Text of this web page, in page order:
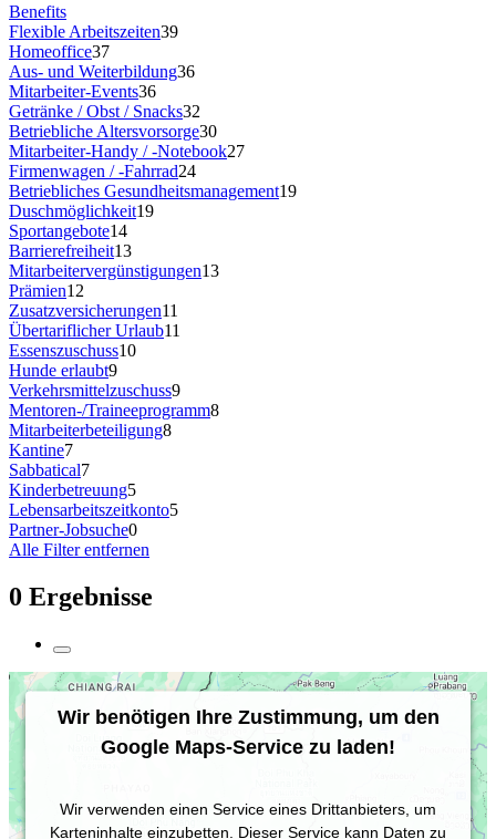
Benefits
Flexible Arbeitszeiten39
Homeoffice37
Aus- und Weiterbildung36
Mitarbeiter-Events36
Getränke / Obst / Snacks32
Betriebliche Altersvorsorge30
Mitarbeiter-Handy / -Notebook27
Firmenwagen / -Fahrrad24
Betriebliches Gesundheitsmanagement19
Duschmöglichkeit19
Sportangebote14
Barrierefreiheit13
Mitarbeitervergünstigungen13
Prämien12
Zusatzversicherungen11
Übertariflicher Urlaub11
Essenszuschuss10
Hunde erlaubt9
Verkehrsmittelzuschuss9
Mentoren-/Traineeprogramm8
Mitarbeiterbeteiligung8
Kantine7
Sabbatical7
Kinderbetreuung5
Lebensarbeitszeitkonto5
Partner-Jobsuche0
Alle Filter entfernen
0 Ergebnisse
Wir benötigen Ihre Zustimmung, um den
Google Maps-Service zu laden!
Wir verwenden einen Service eines Drittanbieters, um
Karteninhalte einzubetten. Dieser Service kann Daten zu